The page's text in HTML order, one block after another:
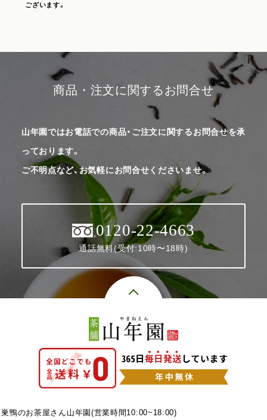
ございます。
商品・注文に関するお問合せ
山年園ではお電話での商品・ご注文に関するお問合せを承
っております。
ご不明点など、お気軽にお問合せくださいませ。
0120-22-4663
通話無料(受付:10時〜18時)
巣鴨のお茶屋さん山年園(営業時間10:00~18:00)